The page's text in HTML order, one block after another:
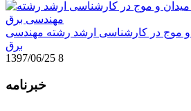
و موج در کارشناسی ارشد رشته مهندسی
برق
1397/06/25 8
خبرنامه